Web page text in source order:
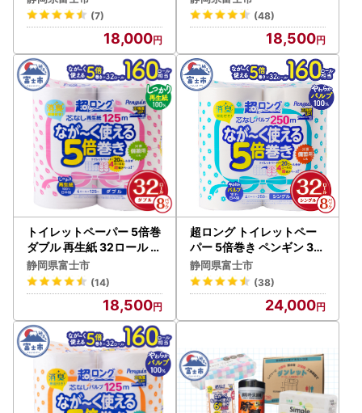
ット[sf002-195]
(7)
18,000
ト[sf002-243]
(48)
18,500
トイレットペーパー 5倍巻
ダブル 再生紙 32ロール ト
イレット[sf002-148]
静岡県富士市
(14)
18,500
超ロング トイレットペー
パー 5倍巻き ペンギン 32
Rシングル パルプ [sf002-
069]
静岡県富士市
(38)
24,000